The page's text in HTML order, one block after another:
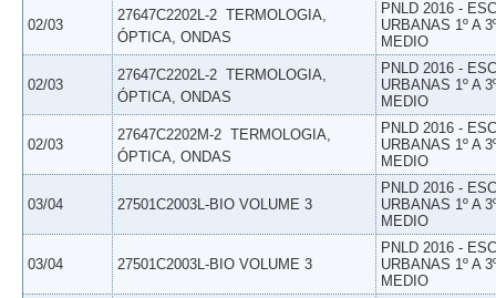
02/03
27647C2202L-2  TERMOLOGIA,
ÓPTICA, ONDAS
PNLD 2016 -
URBANAS 1º A
MEDIO
02/03
27647C2202L-2  TERMOLOGIA,
ÓPTICA, ONDAS
PNLD 2016 -
URBANAS 1º A
MEDIO
02/03
27647C2202M-2  TERMOLOGIA,
ÓPTICA, ONDAS
PNLD 2016 -
URBANAS 1º A
MEDIO
03/04 27501C2003L-BIO VOLUME 3
PNLD 2016 -
URBANAS 1º A
MEDIO
03/04 27501C2003L-BIO VOLUME 3
PNLD 2016 -
URBANAS 1º A
MEDIO